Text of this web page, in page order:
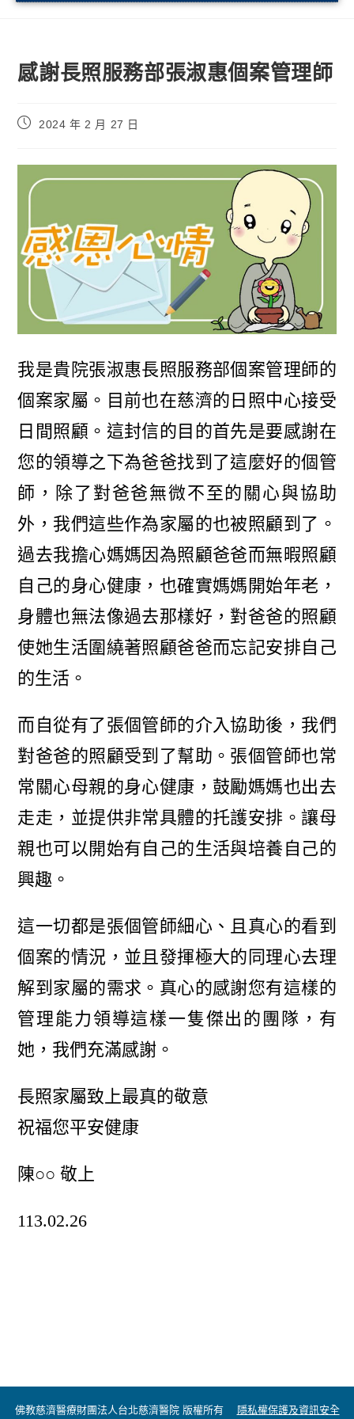
感謝長照服務部張淑惠個案管理師
2024 年 2 月 27 日
我是貴院張淑惠長照服務部個案管理師的
個案家屬。目前也在慈濟的日照中心接受
日間照顧。這封信的目的首先是要感謝在
您的領導之下為爸爸找到了這麼好的個管
師，除了對爸爸無微不至的關心與協助
外，我們這些作為家屬的也被照顧到了。
過去我擔心媽媽因為照顧爸爸而無暇照顧
自己的身心健康，也確實媽媽開始年老，
身體也無法像過去那樣好，對爸爸的照顧
使她生活圍繞著照顧爸爸而忘記安排自己
的生活。
而自從有了張個管師的介入協助後，我們
對爸爸的照顧受到了幫助。張個管師也常
常關心母親的身心健康，鼓勵媽媽也出去
走走，並提供非常具體的托護安排。讓母
親也可以開始有自己的生活與培養自己的
興趣。
這一切都是張個管師細心、且真心的看到
個案的情況，並且發揮極大的同理心去理
解到家屬的需求。真心的感謝您有這樣的
管理能力領導這樣一隻傑出的團隊，有
她，我們充滿感謝。
長照家屬致上最真的敬意
祝福您平安健康
陳○○ 敬上
113.02.26
佛教慈濟醫療財團法人台北慈濟醫院 版權所有 隱私權保護及資訊安全